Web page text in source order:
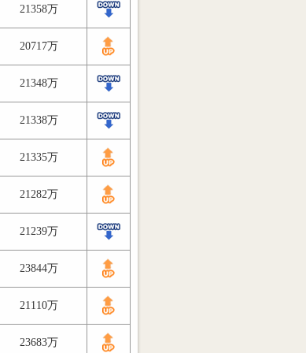
21358万
20717万
21348万
21338万
21335万
21282万
21239万
23844万
21110万
23683万